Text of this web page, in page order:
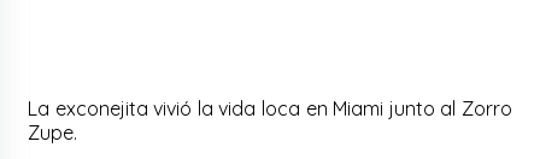
La exconejita vivió la vida loca en Miami junto al Zorro
Zupe.